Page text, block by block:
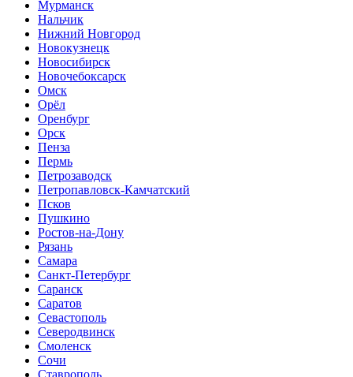
Мурманск
Нальчик
Нижний Новгород
Новокузнецк
Новосибирск
Новочебоксарск
Омск
Орёл
Оренбург
Орск
Пенза
Пермь
Петрозаводск
Петропавловск-Камчатский
Псков
Пушкино
Ростов-на-Дону
Рязань
Самара
Санкт-Петербург
Саранск
Саратов
Севастополь
Северодвинск
Смоленск
Сочи